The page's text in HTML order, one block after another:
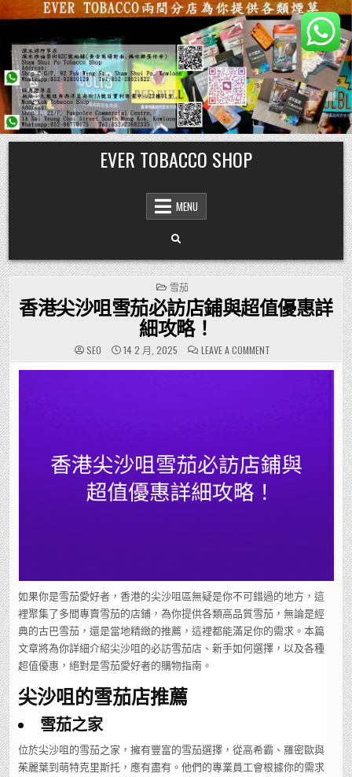
Skip
to
content
EVER TOBACCO SHOP
MENU
POSTED
IN
雪茄
香港尖沙咀雪茄必訪店鋪與超值優惠詳
細攻略！
SEO 14 2 月, 2025 LEAVE A COMMENTON
香
港
鋪
與
超
如果你是雪茄愛好者，香港的尖沙咀區無疑是你不可錯過的地方，這
裡聚集了多間專賣雪茄的店鋪，為你提供各類高品質雪茄，無論是經
典的古巴雪茄，還是當地精緻的推薦，這裡都能滿足你的需求。本篇
文章將為你詳細介紹尖沙咀的必訪雪茄店、新手如何選擇，以及各種
超值優惠，絕對是雪茄愛好者的購物指南。
尖沙咀的雪茄店推薦
雪茄之家
位於尖沙咀的雪茄之家，擁有豐富的雪茄選擇，從高希霸、羅密歐與
茱麗葉到萌特克里斯托，應有盡有。他們的專業員工會根據你的需求